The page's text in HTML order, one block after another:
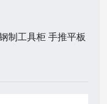
制工具柜 手推平板